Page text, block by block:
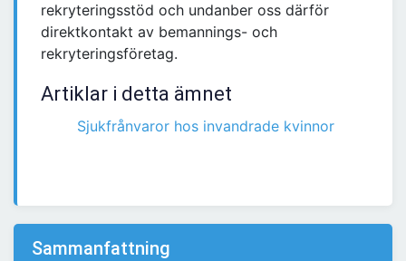
rekryteringsstöd och undanber oss därför
direktkontakt av bemannings- och
rekryteringsföretag.
Artiklar i detta ämnet
Sjukfrånvaror hos invandrade kvinnor
Sammanfattning